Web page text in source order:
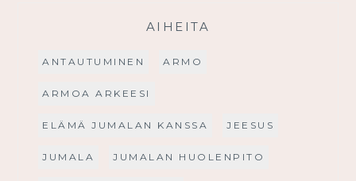
AIHEITA
ANTAUTUMINEN ARMO
ARMOA ARKEESI
ELÄMÄ JUMALAN KANSSA JEESUS
JUMALA JUMALAN HUOLENPITO